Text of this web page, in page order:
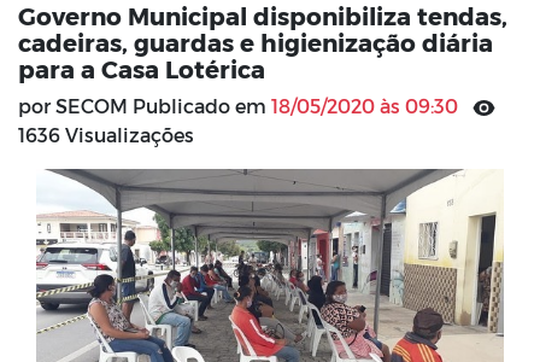
Governo Municipal disponibiliza tendas,
cadeiras, guardas e higienização diária
para a Casa Lotérica
por SECOM Publicado em 18/05/2020 às 09:30
1636 Visualizações